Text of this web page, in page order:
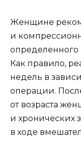
Женщине
и
Как правило,
недель в
операции.
от возраста
и хронических
в ходе